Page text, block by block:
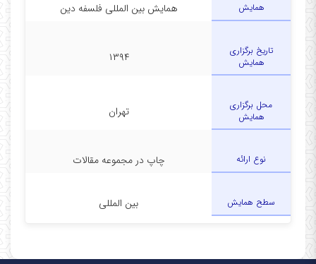
همایش همایش بین المللی فلسفه دین
تاریخ برگزاری
همایش
۱۳۹۴
محل برگزاری
همایش
تهران
نوع ارائه چاپ در مجموعه مقالات
سطح همایش بین المللی